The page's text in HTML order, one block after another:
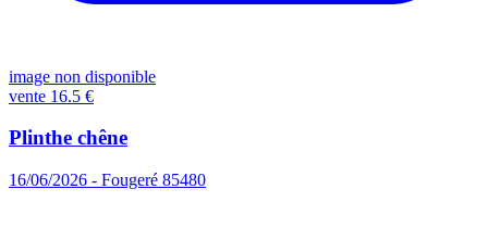
image non disponible
vente 16.5 €
Plinthe chêne
16/06/2026 - Fougeré 85480